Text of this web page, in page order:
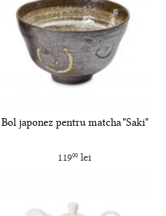
Bol japonez pentru matcha "Saki"
11900 lei